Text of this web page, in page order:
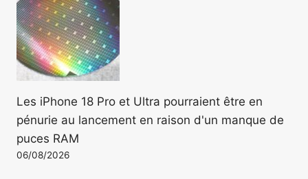
Les iPhone 18 Pro et Ultra pourraient être en
pénurie au lancement en raison d'un manque de
puces RAM
06/08/2026